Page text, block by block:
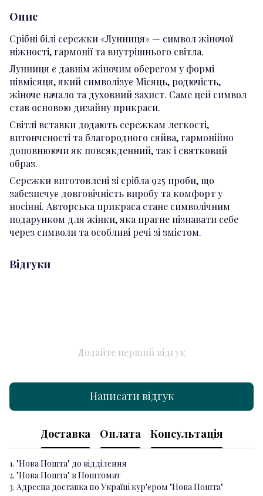
Опис
Срібні білі сережки «Лунниця» — символ жіночої
ніжності, гармонії та внутрішнього світла.
Лунниця є давнім жіночим оберегом у формі
півмісяця, який символізує Місяць, родючість,
жіноче начало та духовний захист. Саме цей символ
став основою дизайну прикраси.
Світлі вставки додають сережкам легкості,
витонченості та благородного сяйва, гармонійно
доповнюючи як повсякденний, так і святковий
образ.
Сережки виготовлені зі срібла 925 проби, що
забезпечує довговічність виробу та комфорт у
носінні. Авторська прикраса стане символічним
подарунком для жінки, яка прагне пізнавати себе
через символи та особливі речі зі змістом.
Відгуки
Додайте перший відгук
Написати відгук
Доставка Оплата Консультація
1. "Нова Пошта" до відділення
2. "Нова Пошта" в Поштомат
3. Адресна доставка по Україні кур'єром "Нова Пошта"